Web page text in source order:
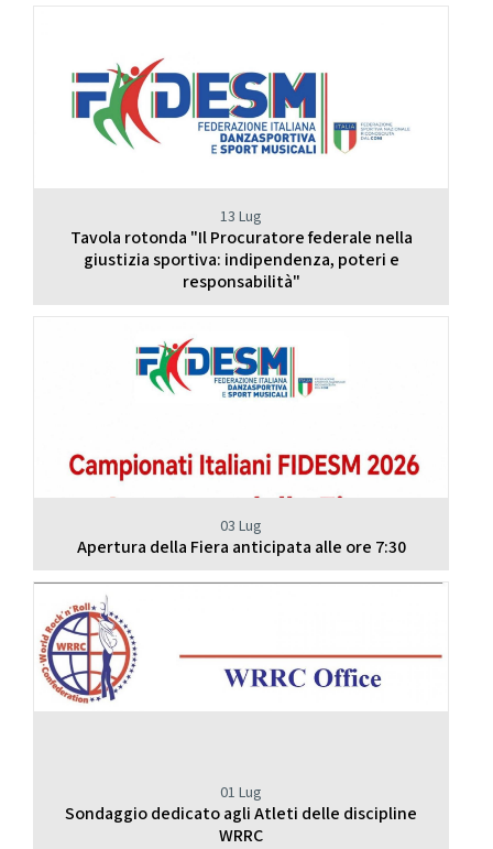
13 Lug
Tavola rotonda "Il Procuratore federale nella
giustizia sportiva: indipendenza, poteri e
responsabilità"
03 Lug
Apertura della Fiera anticipata alle ore 7:30
01 Lug
Sondaggio dedicato agli Atleti delle discipline
WRRC